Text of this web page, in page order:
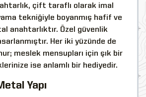
çift taraflı olarak imal
tekniğiyle boyanmış hafif ve
anahtarlıktır. Özel güvenlik
Her iki yüzünde de
meslek mensupları için şık bir
ise anlamlı bir hediyedir.
Yapı